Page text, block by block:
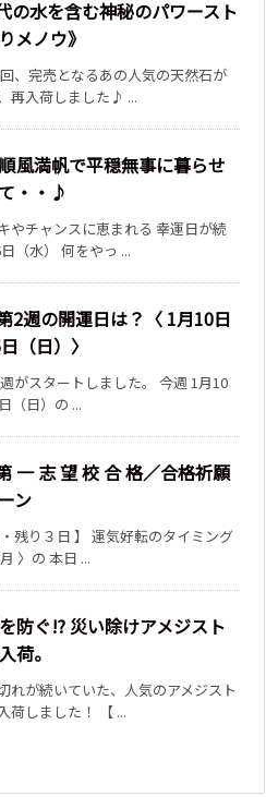
の水を含む神秘のパワースト
メノウ》
、完売となるあの人気の天然石が
再入荷しました♪ ...
風満帆で平穏無事に暮らせ
・・♪
やチャンスに恵まれる 幸運日が続
（水） 何をやっ ...
2週の開運日は？〈 1月10日
（日）〉
がスタートしました。 今週 1月10
（日）の ...
一 志 望 校 合 格／合格祈願
ン
・残り３日 】 運気好転のタイミング
〉の 本日 ...
防ぐ!? 災い除けアメジスト
荷。
れが続いていた、人気のアメジスト
荷しました！ 【 ...